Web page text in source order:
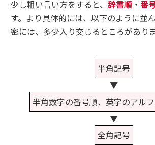
少し粗い言い方をすると、辞書順 ・ 番
す。より具体的には、以下のように並
密には、多少入り交じるところがありま
半角記号
▼
半角数字の番号順、英字のアル
▼
全角記号